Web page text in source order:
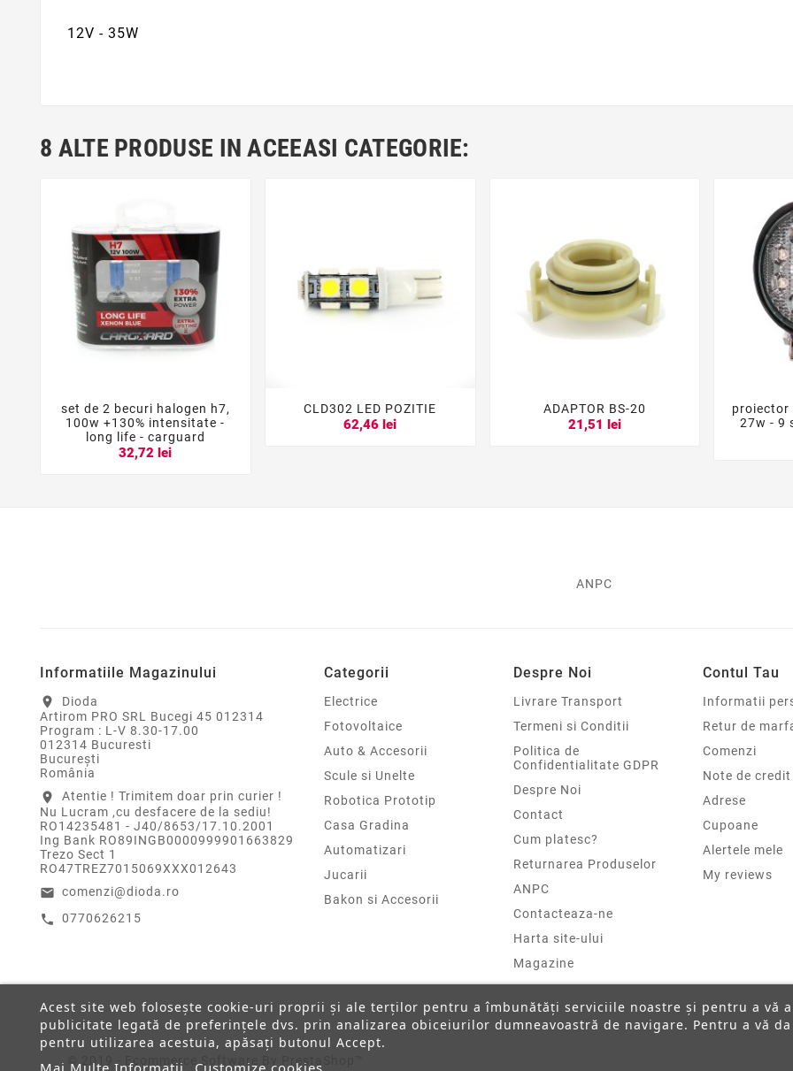
12V - 35W
8 ALTE PRODUSE IN ACEEASI CATEGORIE:
  
set de 2 becuri halogen h7,
100w +130% intensitate -
long life - carguard
32,72 lei

CLD302 LED POZITIE
62,46 lei 
ADAPTOR BS-20
21,51 lei 
proiector
27w - 9
ANPC
Informatiile Magazinului
location_on
Dioda
Artirom PRO SRL Bucegi 45 012314
Program : L-V 8.30-17.00
012314 Bucuresti
Bucureşti
România
location_on
Atentie ! Trimitem doar prin curier !
Nu Lucram ,cu desfacere de la sediu!
RO14235481 - J40/8653/17.10.2001
Ing Bank RO89INGB0000999901663829
Trezo Sect 1
RO47TREZ7015069XXX012643
email comenzi@dioda.ro
call 0770626215
Categorii
Electrice
Fotovoltaice
Auto & Accesorii
Scule si Unelte
Robotica Prototip
Casa Gradina
Automatizari
Jucarii
Bakon si Accesorii
Despre Noi
Livrare Transport
Termeni si Conditii
Politica de
Confidentialitate GDPR
Despre Noi
Contact
Cum platesc?
Returnarea Produselor
ANPC
Contacteaza-ne
Harta site-ului
Magazine
Contul Tau
Informatii
Retur de
Comenzi
Note de credit
Adrese
Cupoane
Alertele mele
My reviews
Acest site web folosește cookie-uri proprii și ale terților pentru a îmbunătăți serviciile noastre și pentru a vă
publicitate legată de preferințele dvs. prin analizarea obiceiurilor dumneavoastră de navigare. Pentru a vă
pentru utilizarea acestuia, apăsați butonul Accept.
Mai Multe Informatii Customize cookies
© 2019 - Ecommerce Software By PrestaShop™